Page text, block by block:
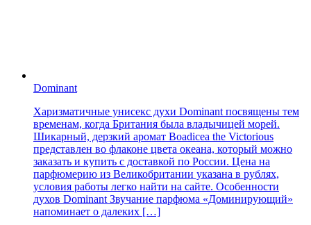
Dominant
Харизматичные унисекс духи Dominant посвящены тем
временам, когда Британия была владычицей морей.
Шикарный, дерзкий аромат Boadicea the Victorious
представлен во флаконе цвета океана, который можно
заказать и купить с доставкой по России. Цена на
парфюмерию из Великобритании указана в рублях,
условия работы легко найти на сайте. Особенности
духов Dominant Звучание парфюма «Доминирующий»
напоминает о далеких […]